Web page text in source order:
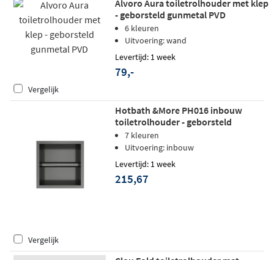
Alvoro Aura toiletrolhouder met klep
- geborsteld gunmetal PVD
6 kleuren
Uitvoering: wand
Levertijd: 1 week
79,-
Vergelijk
Hotbath &More PH016 inbouw
toiletrolhouder - geborsteld
gunmetal PVD
7 kleuren
Uitvoering: inbouw
Levertijd: 1 week
215,67
Vergelijk